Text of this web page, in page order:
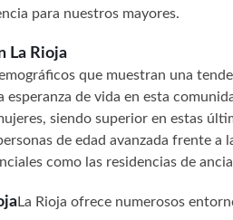
para nuestros mayores.
La Rioja
que muestran una
esperanza de vida en esta
siendo superior en estas
de edad avanzada frente
como las residencias de
La Rioja ofrece numerosos